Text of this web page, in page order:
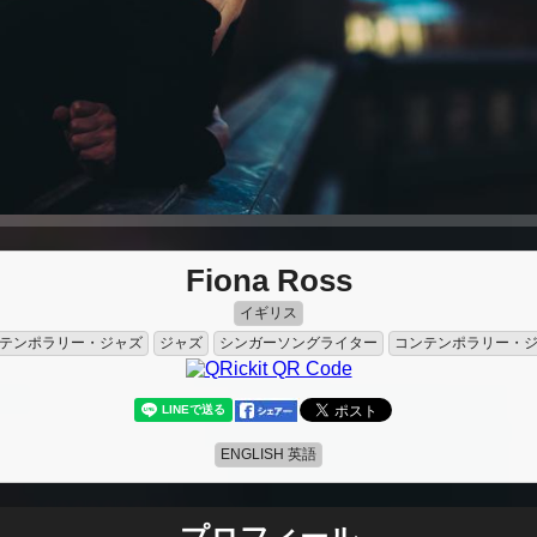
Fiona Ross
イギリス
ンポラリー・ジャズ
ジャズ シンガーソングライター コンテンポラリー・
ENGLISH 英語